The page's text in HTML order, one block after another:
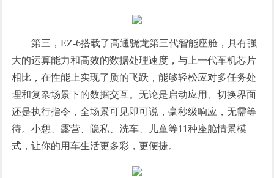
第三，EZ-6搭载了高通骁龙第三代智能座舱，具有强
大的运算能力和高效的数据处理速度，与上一代车机芯片
相比，在性能上实现了质的飞跃，能够轻松应对多任务处
理和复杂场景下的数据交互。无论是启动应用、切换界面
还是执行指令，全场景可见即可说，毫秒级响应，无需等
待。小憩、露营、隐私、洗车、儿童等11种座舱情景模
式，让你的用车生活更多彩，更便捷。